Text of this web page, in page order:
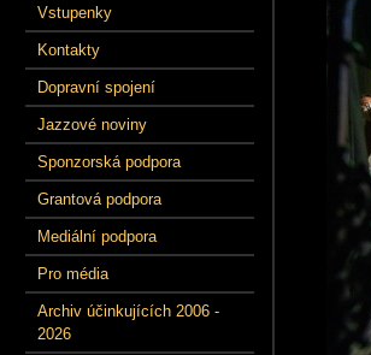
Vstupenky
Kontakty
Dopravní spojení
Jazzové noviny
Sponzorská podpora
Grantová podpora
Mediální podpora
Pro média
Archiv účinkujících 2006 -
2026